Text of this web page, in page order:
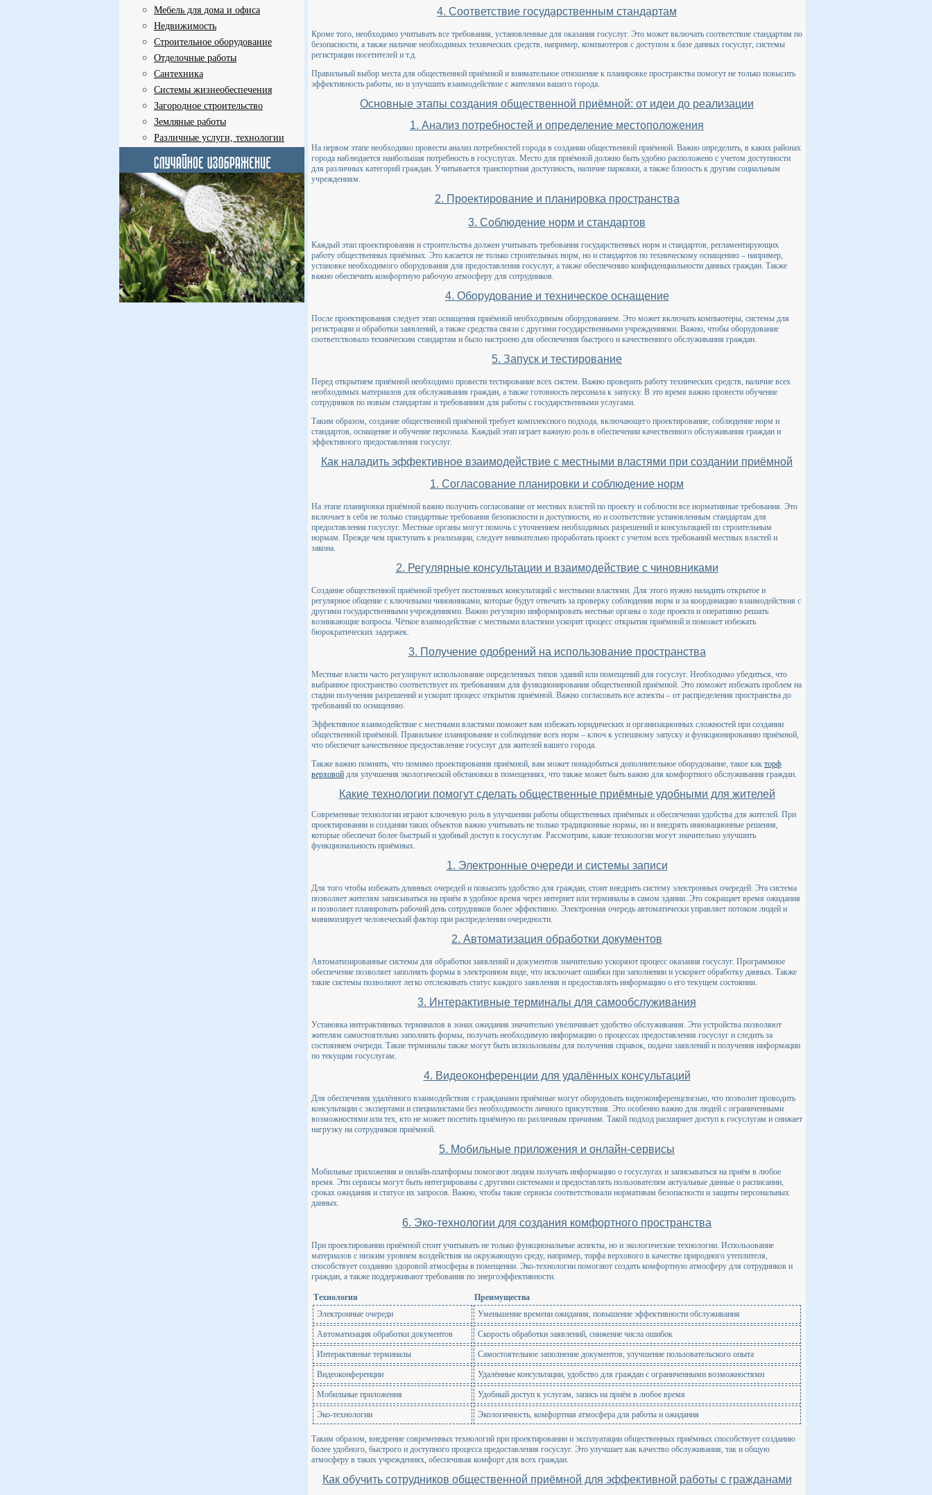
Мебель для дома и офиса
Недвижимость
Строительное оборудование
Отделочные работы
Сантехника
Системы жизнеобеспечения
Загородное строительство
Земляные работы
Различные услуги, технологии
4. Соответствие государственным стандартам
Кроме того, необходимо учитывать все требования, установленные для оказания госуслуг. Это может включать соответствие стандартам по
безопасности, а также наличие необходимых технических средств, например, компьютеров с доступом к базе данных госуслуг, системы
регистрации посетителей и т.д.
Правильный выбор места для общественной приёмной и внимательное отношение к планировке пространства помогут не только повысить
эффективность работы, но и улучшить взаимодействие с жителями вашего города.
Основные этапы создания общественной приёмной: от идеи до реализации
1. Анализ потребностей и определение местоположения
На первом этапе необходимо провести анализ потребностей города в создании общественной приёмной. Важно определить, в каких районах
города наблюдается наибольшая потребность в госуслугах. Место для приёмной должно быть удобно расположено с учетом доступности
для различных категорий граждан. Учитывается транспортная доступность, наличие парковки, а также близость к другим социальным
учреждениям.
2. Проектирование и планировка пространства
3. Соблюдение норм и стандартов
Каждый этап проектирования и строительства должен учитывать требования государственных норм и стандартов, регламентирующих
работу общественных приёмных. Это касается не только строительных норм, но и стандартов по техническому оснащению – например,
установке необходимого оборудования для предоставления госуслуг, а также обеспечению конфиденциальности данных граждан. Также
важно обеспечить комфортную рабочую атмосферу для сотрудников.
4. Оборудование и техническое оснащение
После проектирования следует этап оснащения приёмной необходимым оборудованием. Это может включать компьютеры, системы для
регистрации и обработки заявлений, а также средства связи с другими государственными учреждениями. Важно, чтобы оборудование
соответствовало техническим стандартам и было настроено для обеспечения быстрого и качественного обслуживания граждан.
5. Запуск и тестирование
Перед открытием приёмной необходимо провести тестирование всех систем. Важно проверить работу технических средств, наличие всех
необходимых материалов для обслуживания граждан, а также готовность персонала к запуску. В это время важно провести обучение
сотрудников по новым стандартам и требованиям для работы с государственными услугами.
Таким образом, создание общественной приёмной требует комплексного подхода, включающего проектирование, соблюдение норм и
стандартов, оснащение и обучение персонала. Каждый этап играет важную роль в обеспечении качественного обслуживания граждан и
эффективного предоставления госуслуг.
Как наладить эффективное взаимодействие с местными властями при создании приёмной
1. Согласование планировки и соблюдение норм
На этапе планировки приёмной важно получить согласование от местных властей по проекту и соблюсти все нормативные требования. Это
включает в себя не только стандартные требования безопасности и доступности, но и соответствие установленным стандартам для
предоставления госуслуг. Местные органы могут помочь с уточнением необходимых разрешений и консультацией по строительным
нормам. Прежде чем приступать к реализации, следует внимательно проработать проект с учетом всех требований местных властей и
закона.
2. Регулярные консультации и взаимодействие с чиновниками
Создание общественной приёмной требует постоянных консультаций с местными властями. Для этого нужно наладить открытое и
регулярное общение с ключевыми чиновниками, которые будут отвечать за проверку соблюдения норм и за координацию взаимодействия с
другими государственными учреждениями. Важно регулярно информировать местные органы о ходе проекта и оперативно решать
возникающие вопросы. Чёткое взаимодействие с местными властями ускорит процесс открытия приёмной и поможет избежать
бюрократических задержек.
3. Получение одобрений на использование пространства
Местные власти часто регулируют использование определенных типов зданий или помещений для госуслуг. Необходимо убедиться, что
выбранное пространство соответствует их требованиям для функционирования общественной приёмной. Это поможет избежать проблем на
стадии получения разрешений и ускорит процесс открытия приёмной. Важно согласовать все аспекты – от распределения пространства до
требований по оснащению.
Эффективное взаимодействие с местными властями поможет вам избежать юридических и организационных сложностей при создании
общественной приёмной. Правильное планирование и соблюдение всех норм – ключ к успешному запуску и функционированию приёмной,
что обеспечит качественное предоставление госуслуг для жителей вашего города.
Также важно помнить, что помимо проектирования приёмной, вам может понадобиться дополнительное оборудование, такое как торф
верховой для улучшения экологической обстановки в помещениях, что также может быть важно для комфортного обслуживания граждан.
Какие технологии помогут сделать общественные приёмные удобными для жителей
Современные технологии играют ключевую роль в улучшении работы общественных приёмных и обеспечении удобства для жителей. При
проектировании и создании таких объектов важно учитывать не только традиционные нормы, но и внедрять инновационные решения,
которые обеспечат более быстрый и удобный доступ к госуслугам. Рассмотрим, какие технологии могут значительно улучшить
функциональность приёмных.
1. Электронные очереди и системы записи
Для того чтобы избежать длинных очередей и повысить удобство для граждан, стоит внедрить систему электронных очередей. Эта система
позволяет жителям записываться на приём в удобное время через интернет или терминалы в самом здании. Это сокращает время ожидания
и позволяет планировать рабочий день сотрудников более эффективно. Электронная очередь автоматически управляет потоком людей и
минимизирует человеческий фактор при распределении очередности.
2. Автоматизация обработки документов
Автоматизированные системы для обработки заявлений и документов значительно ускоряют процесс оказания госуслуг. Программное
обеспечение позволяет заполнять формы в электронном виде, что исключает ошибки при заполнении и ускоряет обработку данных. Также
такие системы позволяют легко отслеживать статус каждого заявления и предоставлять информацию о его текущем состоянии.
3. Интерактивные терминалы для самообслуживания
Установка интерактивных терминалов в зонах ожидания значительно увеличивает удобство обслуживания. Эти устройства позволяют
жителям самостоятельно заполнять формы, получать необходимую информацию о процессах предоставления госуслуг и следить за
состоянием очереди. Такие терминалы также могут быть использованы для получения справок, подачи заявлений и получения информации
по текущим госуслугам.
4. Видеоконференции для удалённых консультаций
Для обеспечения удалённого взаимодействия с гражданами приёмные могут оборудовать видеоконференцсвязью, что позволит проводить
консультации с экспертами и специалистами без необходимости личного присутствия. Это особенно важно для людей с ограниченными
возможностями или тех, кто не может посетить приёмную по различным причинам. Такой подход расширяет доступ к госуслугам и снижает
нагрузку на сотрудников приёмной.
5. Мобильные приложения и онлайн-сервисы
Мобильные приложения и онлайн-платформы помогают людям получать информацию о госуслугах и записываться на приём в любое
время. Эти сервисы могут быть интегрированы с другими системами и предоставлять пользователям актуальные данные о расписании,
сроках ожидания и статусе их запросов. Важно, чтобы такие сервисы соответствовали нормативам безопасности и защиты персональных
данных.
6. Эко-технологии для создания комфортного пространства
При проектировании приёмной стоит учитывать не только функциональные аспекты, но и экологические технологии. Использование
материалов с низким уровнем воздействия на окружающую среду, например, торфа верхового в качестве природного утеплителя,
способствует созданию здоровой атмосферы в помещении. Эко-технологии помогают создать комфортную атмосферу для сотрудников и
граждан, а также поддерживают требования по энергоэффективности.
Технология
Преимущества
Электронные очереди
Уменьшение времени ожидания, повышение эффективности обслуживания
Автоматизация обработки документов Скорость обработки заявлений, снижение числа ошибок
Интерактивные терминалы Самостоятельное заполнение документов, улучшение пользовательского опыта
Видеоконференции Удалённые консультации, удобство для граждан с ограниченными возможностями
Мобильные приложения Удобный доступ к услугам, запись на приём в любое время
Эко-технологии Экологичность, комфортная атмосфера для работы и ожидания
Таким образом, внедрение современных технологий при проектировании и эксплуатации общественных приёмных способствует созданию
более удобного, быстрого и доступного процесса предоставления госуслуг. Это улучшает как качество обслуживания, так и общую
атмосферу в таких учреждениях, обеспечивая комфорт для всех граждан.
Как обучить сотрудников общественной приёмной для эффективной работы с гражданами